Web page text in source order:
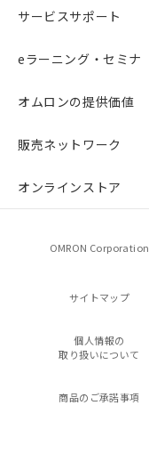
サービスサポート
eラーニング・セミナ
オムロンの提供価値
販売ネットワーク
オンラインストア
OMRON Corporation
サイトマップ
個人情報の
取り扱いについて
商品のご承諾事項